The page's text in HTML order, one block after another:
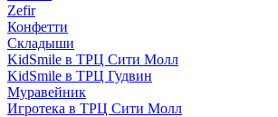
Zefir
Конфетти
Складыши
KidSmile в ТРЦ Сити Молл
KidSmile в ТРЦ Гудвин
Муравейник
Игротека в ТРЦ Сити Молл